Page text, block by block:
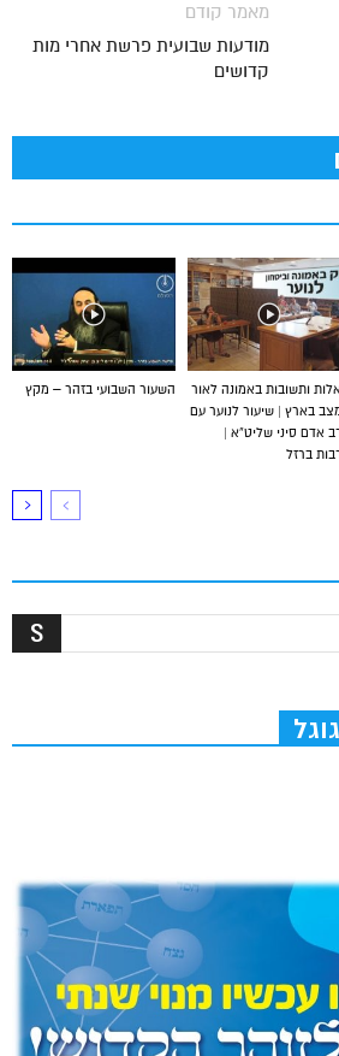
מאמר קודם
מודעות שבועית פרשת אחרי מות
קדושים
השעור השבועי בזהר – מקץ
ותשובות באמונה לאור
בארץ | שיעור לנוער עם
אדם סיני שליט”א |
ברזל